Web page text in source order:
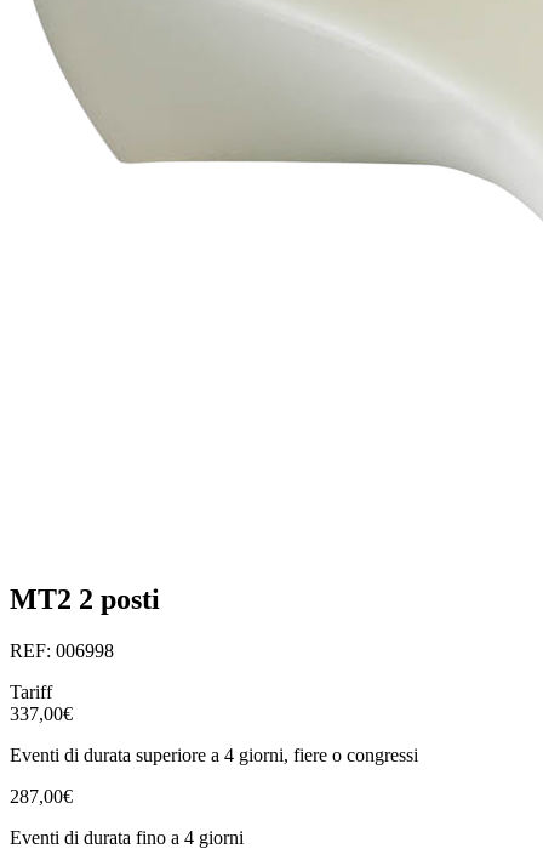
MT2 2 posti
REF: 006998
Tariff
337,00€
Eventi di durata superiore a 4 giorni, fiere o congressi
287,00€
Eventi di durata fino a 4 giorni